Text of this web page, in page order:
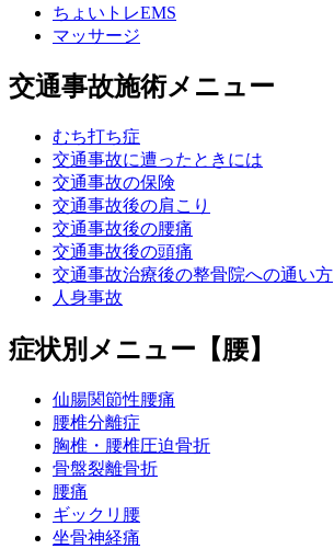
ちょいトレEMS
マッサージ
交通事故施術メニュー
むち打ち症
交通事故に遭ったときには
交通事故の保険
交通事故後の肩こり
交通事故後の腰痛
交通事故後の頭痛
交通事故治療後の整骨院への通い方
人身事故
症状別メニュー【腰】
仙腸関節性腰痛
腰椎分離症
胸椎・腰椎圧迫骨折
骨盤裂離骨折
腰痛
ギックリ腰
坐骨神経痛